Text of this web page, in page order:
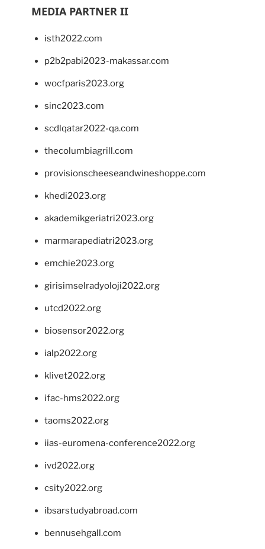
MEDIA PARTNER II
isth2022.com
p2b2pabi2023-makassar.com
wocfparis2023.org
sinc2023.com
scdlqatar2022-qa.com
thecolumbiagrill.com
provisionscheeseandwineshoppe.com
khedi2023.org
akademikgeriatri2023.org
marmarapediatri2023.org
emchie2023.org
girisimselradyoloji2022.org
utcd2022.org
biosensor2022.org
ialp2022.org
klivet2022.org
ifac-hms2022.org
taoms2022.org
iias-euromena-conference2022.org
ivd2022.org
csity2022.org
ibsarstudyabroad.com
bennusehgall.com